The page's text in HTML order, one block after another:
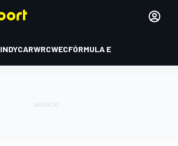
INDYCARWRCWECFÓRMULA E